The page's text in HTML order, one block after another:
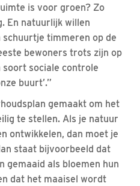
is voor groen? Zo
En natuurlijk willen
schuurtje timmeren op de
bewoners trots zijn op
soort sociale controle
buurt’.”
gemaakt om het
te stellen. Als je natuur
ontwikkelen, dan moet je
staat bijvoorbeeld dat
gemaaid als bloemen hun
dat het maaisel wordt